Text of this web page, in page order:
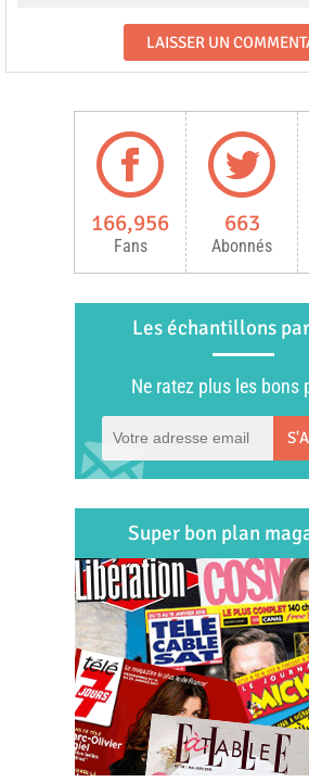
166,956
Fans
663
Abonnés
Les échantillons
Ne ratez plus les bons
Super bon plan